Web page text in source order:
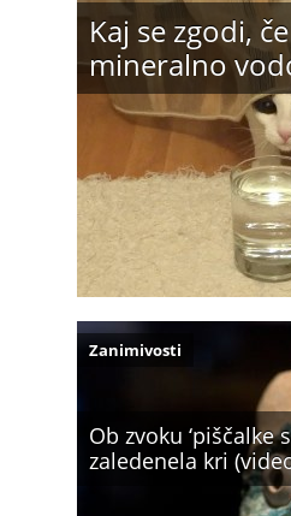
Kaj se zgodi,
mineralno
Ob zvoku ‘piščalke
zaledenela kri
Zanimivosti